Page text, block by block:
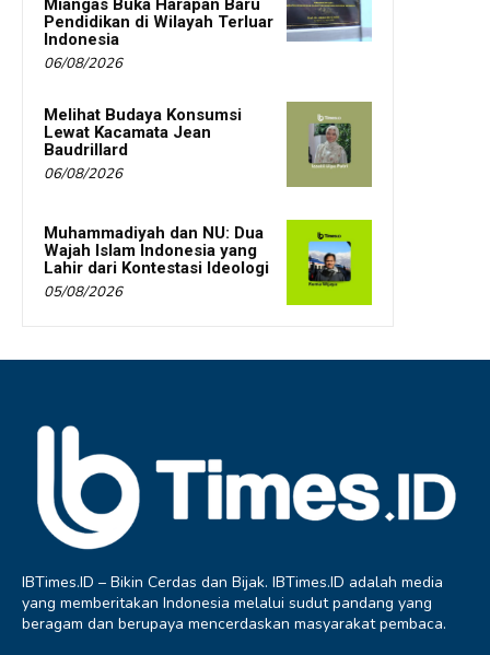
Miangas Buka Harapan Baru
Pendidikan di Wilayah Terluar
Indonesia
06/08/2026
Melihat Budaya Konsumsi
Lewat Kacamata Jean
Baudrillard
06/08/2026
Muhammadiyah dan NU: Dua
Wajah Islam Indonesia yang
Lahir dari Kontestasi Ideologi
05/08/2026
IBTimes.ID – Bikin Cerdas dan Bijak. IBTimes.ID adalah media
yang memberitakan Indonesia melalui sudut pandang yang
beragam dan berupaya mencerdaskan masyarakat pembaca.